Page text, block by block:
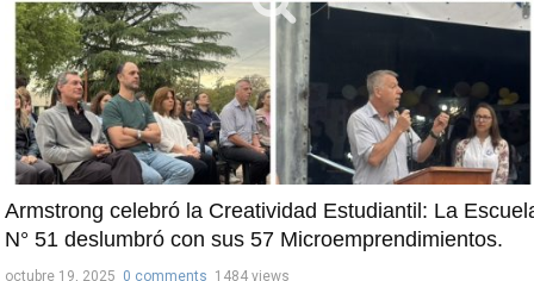
Armstrong celebró la Creatividad Estudiantil: La
N° 51 deslumbró con sus 57 Microemprendimientos.
octubre 19, 2025 0 comments 1484 views